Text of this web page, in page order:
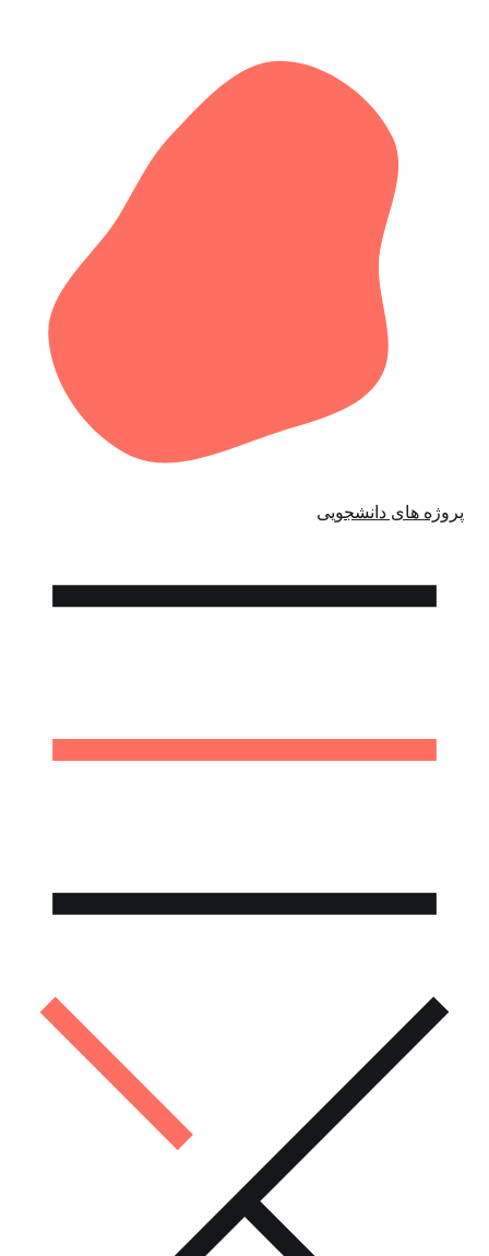
پروژه های دانشجویی